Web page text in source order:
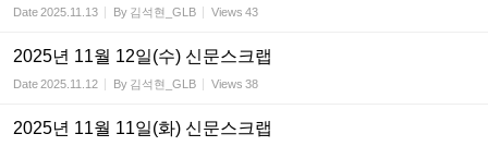
Date2025.11.13 By 김석현_GLB Views 43
2025년 11월 12일(수) 신문스크랩
Date2025.11.12 By 김석현_GLB Views 38
2025년 11월 11일(화) 신문스크랩